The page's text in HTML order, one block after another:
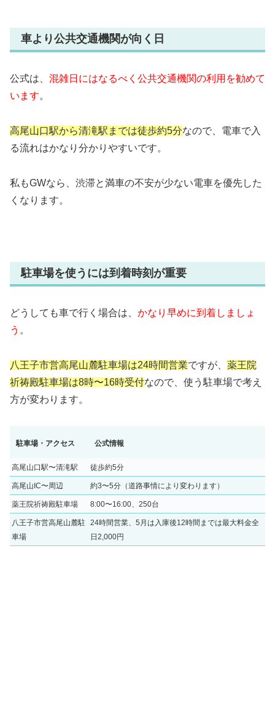
車より公共交通機関が向く日
公式は、 混雑日にはなるべく公共交通機関の利用を勧めて
います。
高尾山口駅から清滝駅までは徒歩約5分なので、電車で入
る流れはかなり分かりやすいです。
私もGWなら、渋滞と満車の不安が少ない電車を優先した
くなります。
駐車場を使うには到着時刻が重要
どうしても車で行く場合は、 かなり早めに到着しましょ
う 。
八王子市営高尾山麓駐車場は24時間営業ですが、 薬王院
祈祷殿駐車場は8時〜16時受付なので、使う駐車場で考え
方が変わります。
駐車場・アクセス 公式情報
高尾山口駅〜清滝駅 徒歩約5分
高尾山IC〜周辺 約3〜5分（道路事情により変わります）
薬王院祈祷殿駐車場 8:00〜16:00、250台
八王子市営高尾山麓駐
車場
24時間営業、5月は入庫後12時間までは最大料金全
日2,000円